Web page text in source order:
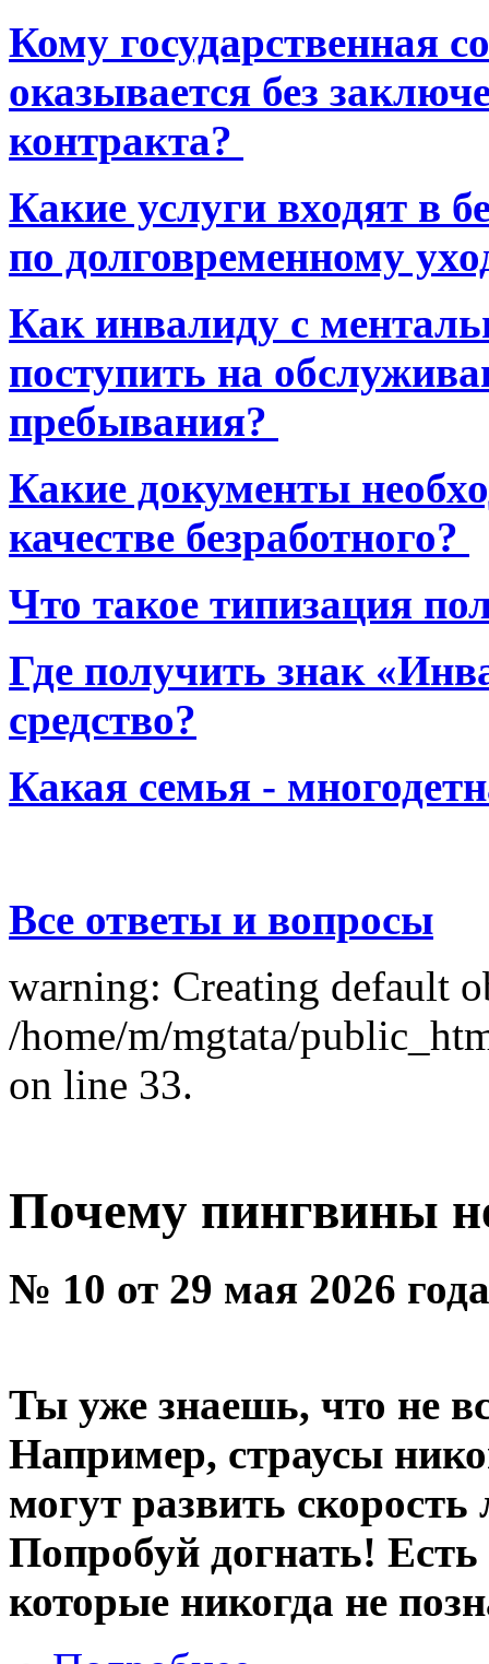
Кому государственная
оказывается без
контракта?
Какие услуги входят в
по долговременному
Как инвалиду с
поступить на
пребывания?
Какие документы
качестве безработного?
Что такое типизация
Где получить знак
средство?
Какая семья -
Все ответы и вопросы
warning: Creating default
/home/m/mgtata/
on line 33.
Почему пингвины
№ 10 от 29 мая 2026
Ты уже знаешь, что не
Например, страусы
могут развить
Попробуй догнать!
которые никогда не